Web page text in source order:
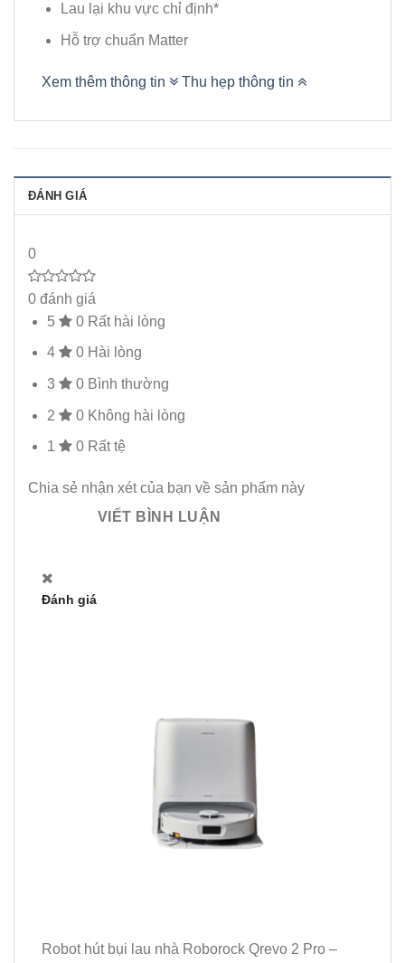
Lau lại khu vực chỉ định*
Hỗ trợ chuẩn Matter
Xem thêm thông tin Thu hẹp thông tin
ĐÁNH GIÁ
0
0 đánh giá
5
0 Rất hài lòng
4 0 Hài lòng
3 0 Bình thường
2 0 Không hài lòng
1 0 Rất tệ
Chia sẻ nhận xét của bạn về sản phẩm này
VIẾT BÌNH LUẬN
Đánh giá
Robot hút bụi lau nhà Roborock Qrevo 2 Pro –